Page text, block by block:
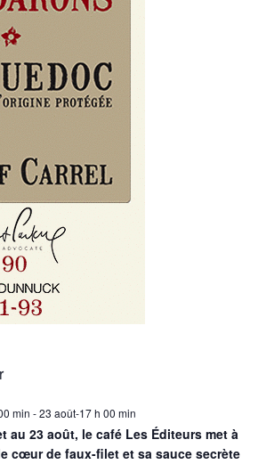
min -23 août-17 h 00 min
au 23 août, le café Les Éditeurs met à
cœur de faux-filet et sa sauce secrète